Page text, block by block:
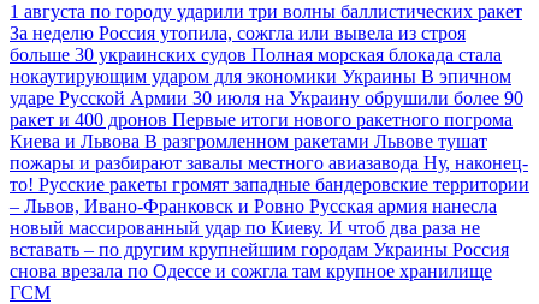
1 августа по городу ударили три волны баллистических ракет
За неделю Россия утопила, сожгла или вывела из строя
больше 30 украинских судов Полная морская блокада стала
нокаутирующим ударом для экономики Украины В эпичном
ударе Русской Армии 30 июля на Украину обрушили более 90
ракет и 400 дронов Первые итоги нового ракетного погрома
Киева и Львова В разгромленном ракетами Львове тушат
пожары и разбирают завалы местного авиазавода Ну, наконец-
то! Русские ракеты громят западные бандеровские территории
– Львов, Ивано-Франковск и Ровно Русская армия нанесла
новый массированный удар по Киеву. И чтоб два раза не
вставать – по другим крупнейшим городам Украины Россия
снова врезала по Одессе и сожгла там крупное хранилище
ГСМ